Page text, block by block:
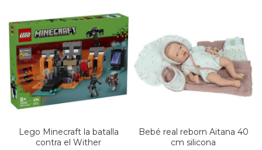
Lego Minecraft la batalla
contra el Wither
Bebé real reborn Aitana 40
cm silicona